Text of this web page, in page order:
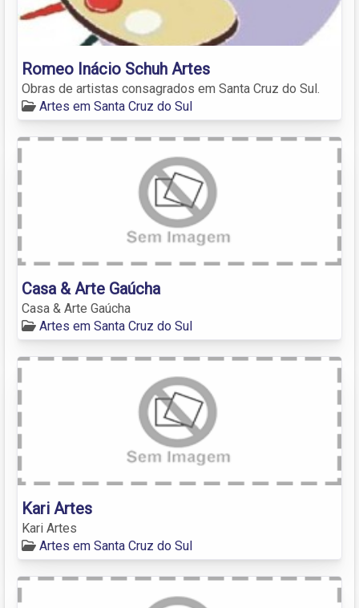
Romeo Inácio Schuh Artes
Obras de artistas consagrados em Santa Cruz do Sul.
Artes em Santa Cruz do Sul
Casa & Arte Gaúcha
Casa & Arte Gaúcha
Artes em Santa Cruz do Sul
Kari Artes
Kari Artes
Artes em Santa Cruz do Sul